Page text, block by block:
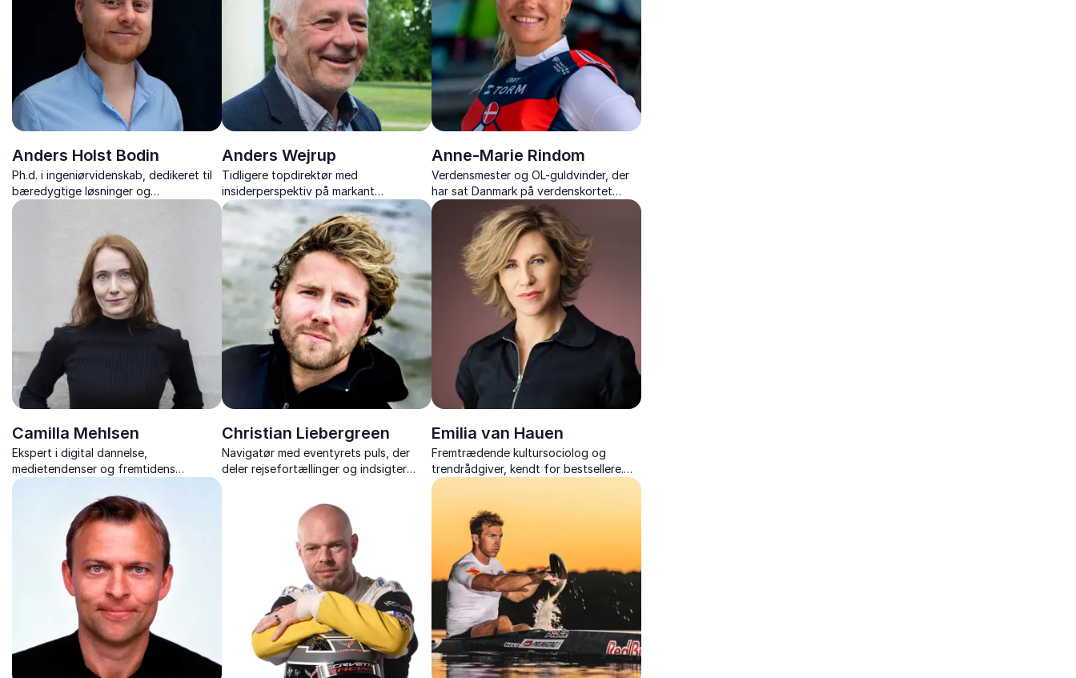
Anders Holst Bodin
Ph.d. i ingeniørvidenskab, dedikeret til
bæredygtige løsninger og
klimaforandringernes pennefører.
Anders Wejrup
Tidligere topdirektør med
insiderperspektiv på markant
erhvervsskandale. Holder indsigtsfulde
foredrag om ledelse, etik og
konsekvenserne af skandalen.
Anne-Marie Rindom
Verdensmester og OL-guldvinder, der
har sat Danmark på verdenskortet
inden for sejlsport. En sand inspiration
med dedikation og viljestyrke.
Camilla Mehlsen
Ekspert i digital dannelse,
medietendenser og fremtidens
kompetencer
Christian Liebergreen
Navigatør med eventyrets puls, der
deler rejsefortællinger og indsigter
gennem medrivende foredrag.
Kompasset peger mod inspiration og
Emilia van Hauen
Fremtrædende kultursociolog og
trendrådgiver, kendt for bestsellere.
Skarpsindig analytiker af samtidens